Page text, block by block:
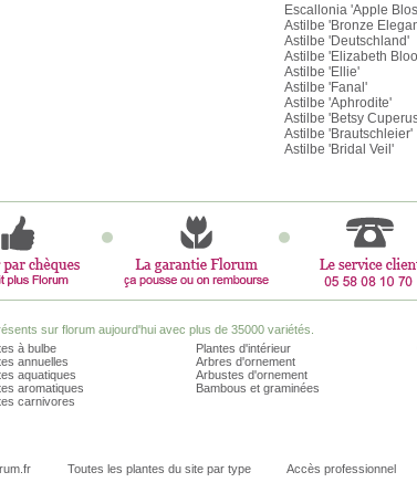
Escallonia 'Apple
Astilbe 'Bronze
Astilbe 'Deutschland'
Astilbe 'Elizabeth
Astilbe 'Ellie'
Astilbe 'Fanal'
Astilbe 'Aphrodite'
Astilbe 'Betsy
Astilbe 'Brautschleier'
Astilbe 'Bridal Veil'
sur florum aujourd'hui avec plus de 35000 variétés.
à bulbe
annuelles
aquatiques
aromatiques
carnivores
Plantes d'intérieur
Arbres d'ornement
Arbustes d'ornement
Bambous et graminées
Toutes les plantes du site par type Accès professionnel